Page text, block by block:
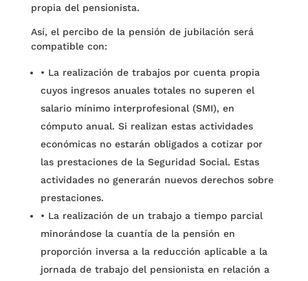
propia del pensionista.
Así, el percibo de la pensión de jubilación será
compatible con:
• La realización de trabajos por cuenta propia
cuyos ingresos anuales totales no superen el
salario mínimo interprofesional (SMI), en
cómputo anual. Si realizan estas actividades
económicas no estarán obligados a cotizar por
las prestaciones de la Seguridad Social. Estas
actividades no generarán nuevos derechos sobre
prestaciones.
• La realización de un trabajo a tiempo parcial
minorándose la cuantía de la pensión en
proporción inversa a la reducción aplicable a la
jornada de trabajo del pensionista en relación a